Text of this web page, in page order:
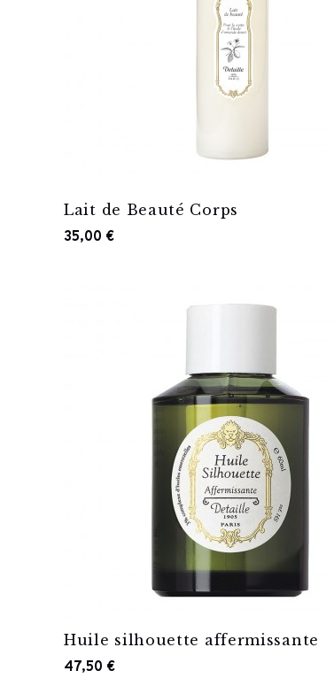
Lait de Beauté Corps
35,00 €
Huile silhouette affermissante
47,50 €